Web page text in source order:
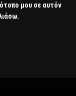
μου σε αυτόν